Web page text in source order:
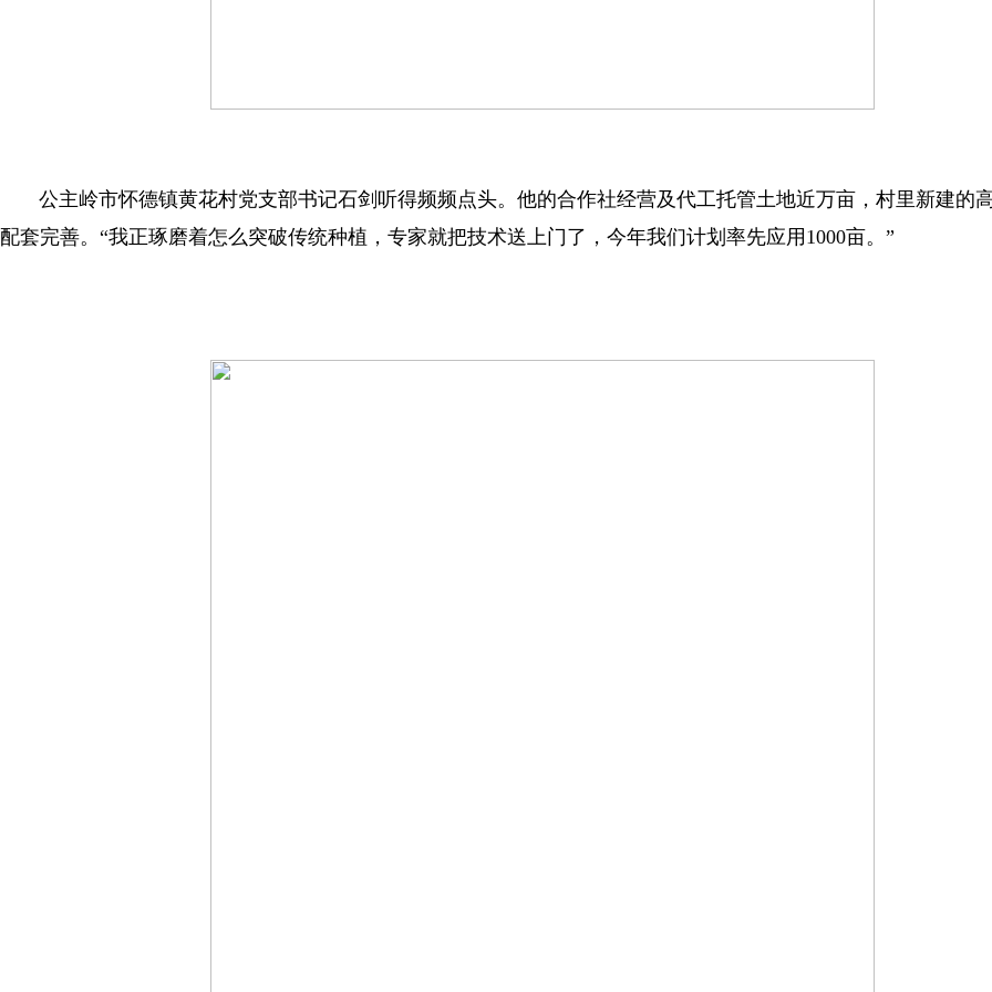
公主岭市怀德镇黄花村党支部书记石剑听得频频点头。他的合作社经营及代工托管土地近万亩，村里新建的
配套完善。“我正琢磨着怎么突破传统种植，专家就把技术送上门了，今年我们计划率先应用1000亩。”